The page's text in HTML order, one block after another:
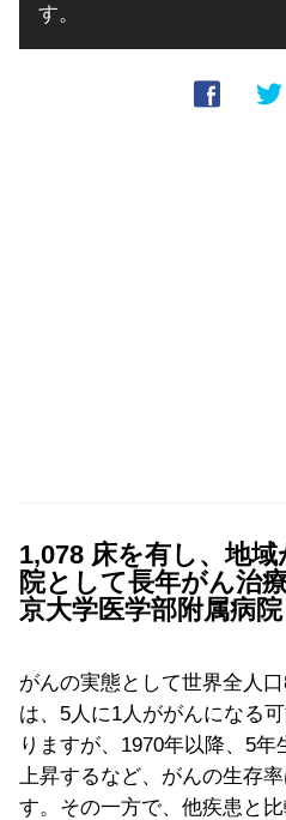
す。
1,078 床を有し、地
院として長年がん治
京大学医学部附属病院
がんの実態として世界全人
は、5人に1人ががんになる
りますが、1970年以降、5年
上昇するなど、がんの生存
す。その一方で、他疾患と